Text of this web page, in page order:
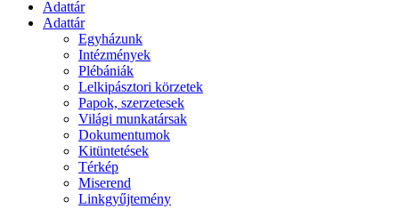
Adattár
Adattár
Egyházunk
Intézmények
Plébániák
Lelkipásztori körzetek
Papok, szerzetesek
Világi munkatársak
Dokumentumok
Kitüntetések
Térkép
Miserend
Linkgyűjtemény